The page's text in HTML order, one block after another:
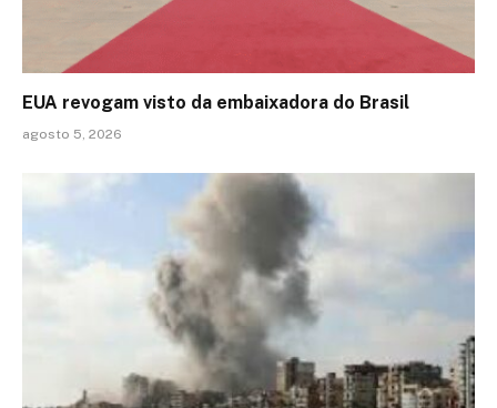
EUA revogam visto da embaixadora do Brasil
agosto 5, 2026